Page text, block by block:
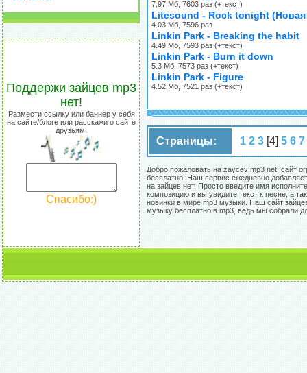
Поддержи зайцев mp3
нет!
Размести ссылку или баннер у себя
на сайте/блоге или расскажи о сайте
друзьям.
Спасибо:)
7.97 Мб, 7603 раз (+текст)
Litesound - Rock tonight
4.03 Мб, 7596 раз
Linkin Park - Breaking the habit
4.49 Мб, 7593 раз (+текст)
Linkin Park - Burn it down
5.3 Мб, 7573 раз (+текст)
Linkin Park - Figure
4.52 Мб, 7521 раз (+текст)
Страницы: 1 2 3 [4] 5 6 7
Добро пожаловать на zaycev mp3 net, сайт
бесплатно. Наш сервис ежедневно
на зайцев нет. Просто введите имя
композицию и вы увидите текст к песне, а
новинки в мире mp3 музыки. Наш сайт
музыку бесплатно в mp3, ведь мы собрали